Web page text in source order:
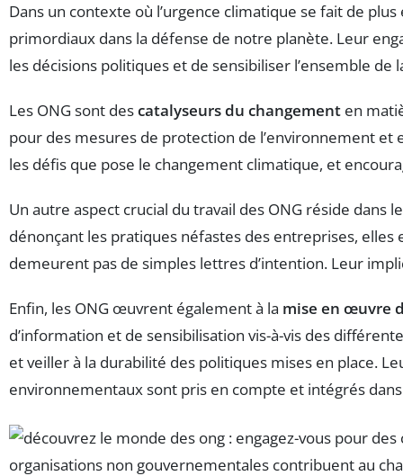
Dans un contexte où l’urgence climatique se fait de
primordiaux dans la défense de notre planète. Leur
les décisions politiques et de sensibiliser l’ensemble
Les ONG sont descatalyseurs du changement en
pour des mesures de protection de l’environnement
les défis que pose le changement climatique, et
Un autre aspect crucial du travail des ONG réside dans
dénonçant les pratiques néfastes des entreprises,
demeurent pas de simples lettres d’intention. Leur
Enfin, les ONG œuvrent également à la mise en œuvre
d’information et de sensibilisation vis-à-vis des
et veiller à la durabilité des politiques mises en place.
environnementaux sont pris en compte et intégrés